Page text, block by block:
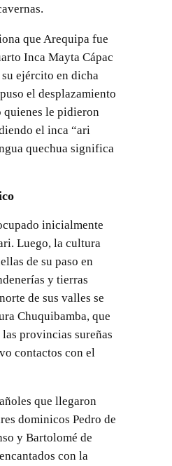
que Arequipa fue
Inca Mayta Cápac
ejército en dicha
el desplazamiento
quienes le pidieron
el inca “ari
quechua significa
inicialmente
Luego, la cultura
de su paso en
y tierras
de sus valles se
Chuquibamba, que
provincias sureñas
contactos con el
que llegaron
dominicos Pedro de
y Bartolomé de
con la